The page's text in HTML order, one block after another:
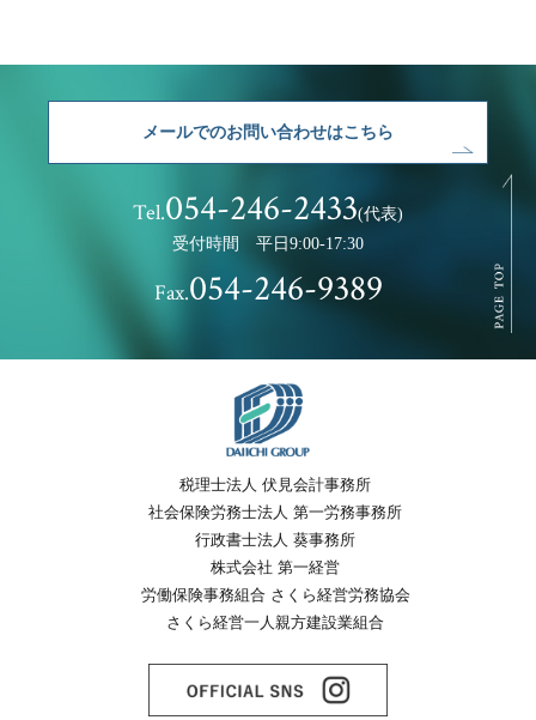
メールでのお問い合わせはこちら
Tel.054-246-2433(代表)
受付時間 平日9:00-17:30
Fax.054-246-9389
税理士法人 伏見会計事務所
社会保険労務士法人 第一労務事務所
行政書士法人 葵事務所
株式会社 第一経営
労働保険事務組合 さくら経営労務協会
さくら経営一人親方建設業組合